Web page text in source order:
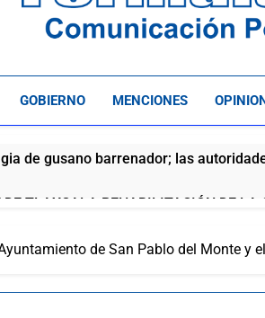
FormulaTlx
GOBIERNO MENCIONES OPINION
de gusano barrenador; las
DE TLAXCALA REHABILITACIÓN DE
fortalece a Ana Lilia Rivera frente a
de San Pablo del Monte y